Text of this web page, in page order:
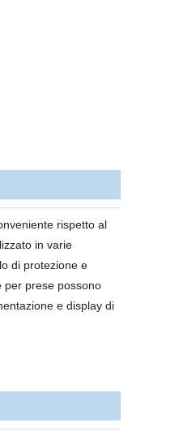
rispetto al
in varie
di protezione e
per prese possono
e display di